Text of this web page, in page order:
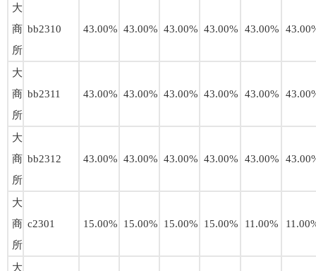
大
商
所
bb2310 43.00% 43.00% 43.00% 43.00% 43.00%
大
商
所
bb2311 43.00% 43.00% 43.00% 43.00% 43.00%
大
商
所
bb2312 43.00% 43.00% 43.00% 43.00% 43.00%
大
商
所
c2301 15.00% 15.00% 15.00% 15.00% 11.00%
大